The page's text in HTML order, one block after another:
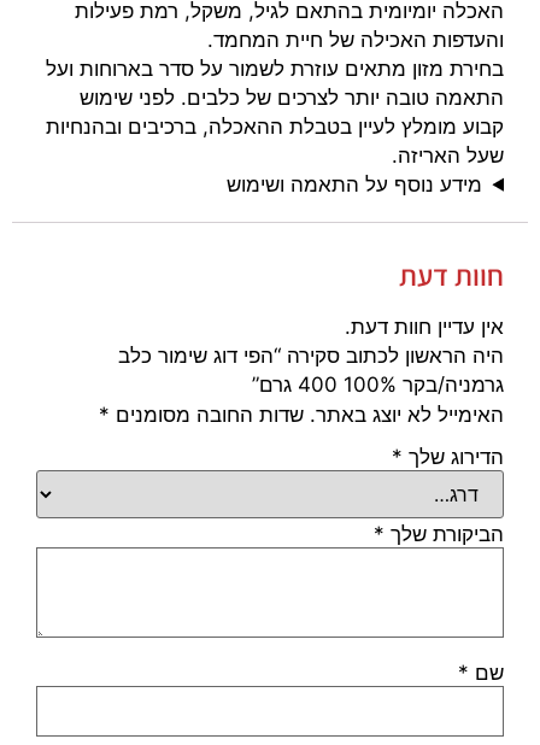
האכלה יומיומית בהתאם לגיל, משקל, רמת פעילות
והעדפות האכילה של חיית המחמד.
בחירת מזון מתאים עוזרת לשמור על סדר בארוחות ועל
התאמה טובה יותר לצרכים של כלבים. לפני שימוש
קבוע מומלץ לעיין בטבלת ההאכלה, ברכיבים ובהנחיות
שעל האריזה.
מידע נוסף על התאמה ושימוש
חוות דעת
אין עדיין חוות דעת.
היה הראשון לכתוב סקירה “הפי דוג שימור כלב
גרמניה/בקר 100% 400 גרם”
האימייל לא יוצג באתר. שדות החובה מסומנים *
הדירוג שלך *
הביקורת שלך *
שם *